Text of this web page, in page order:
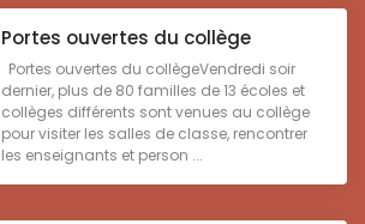
Portes ouvertes du collège
Portes ouvertes du collègeVendredi soir
dernier, plus de 80 familles de 13 écoles et
collèges différents sont venues au collège
pour visiter les salles de classe, rencontrer
les enseignants et person ...